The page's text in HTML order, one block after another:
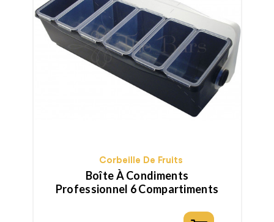
Corbeille De Fruits
Boîte À Condiments
Professionnel 6 Compartiments